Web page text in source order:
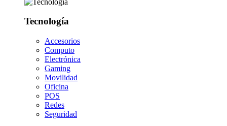
Tecnología
Accesorios
Computo
Electrónica
Gaming
Movilidad
Oficina
POS
Redes
Seguridad